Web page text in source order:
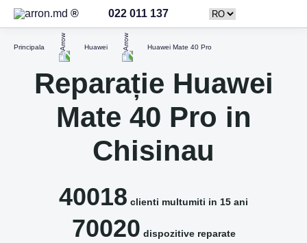
022 011 137
Principala Huawei Huawei Mate 40 Pro
Reparație Huawei
Mate 40 Pro in
Chisinau
40018 clienti multumiti in 15 ani
70020 dispozitive reparate